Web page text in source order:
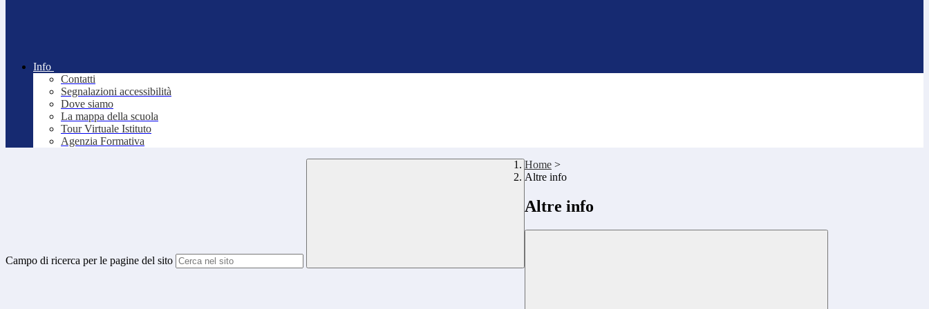
Info
Contatti
Segnalazioni accessibilità
Dove siamo
La mappa della scuola
Tour Virtuale Istituto
Agenzia Formativa
Campo di ricerca per le pagine del sito
Home >
Altre info
Altre info